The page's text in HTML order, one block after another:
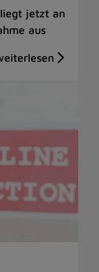
liegt jetzt an
aus